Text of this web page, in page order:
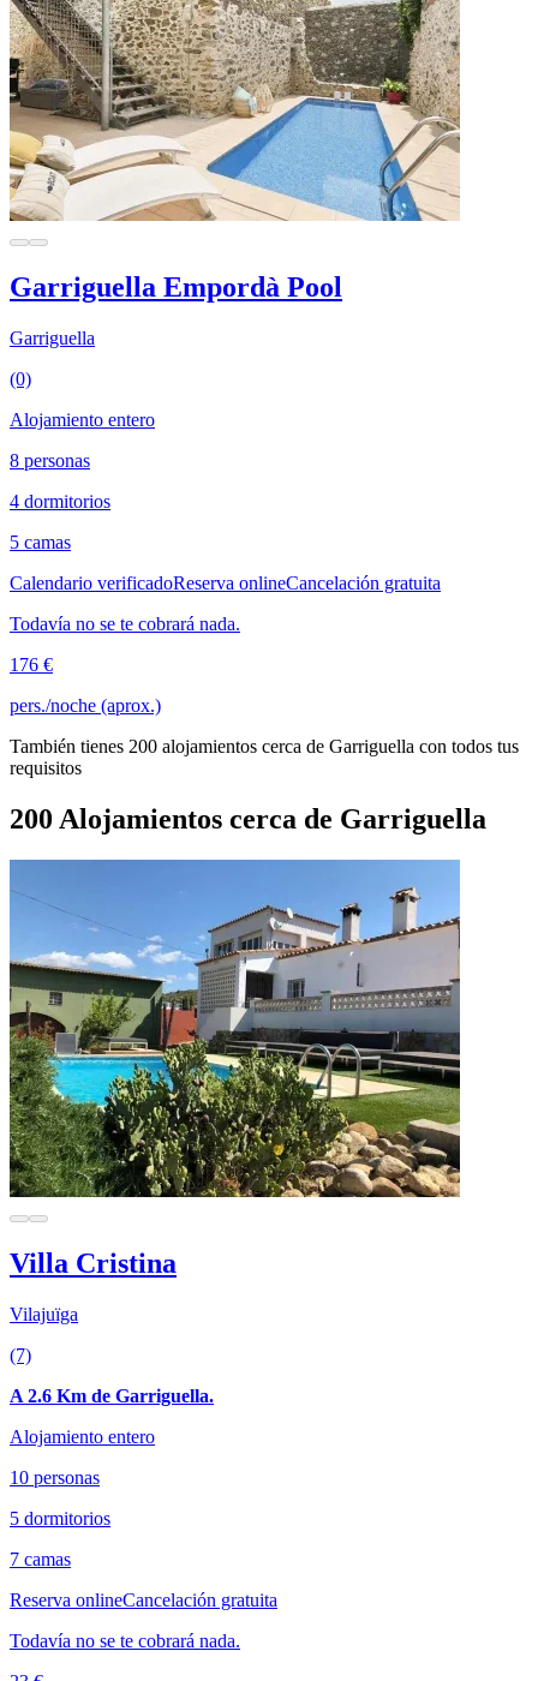
Garriguella Empordà Pool
Garriguella
(0)
Alojamiento entero
8 personas
4 dormitorios
5 camas
Calendario verificadoReserva onlineCancelación gratuita
Todavía no se te cobrará nada.
176 €
pers./noche (aprox.)
También tienes 200 alojamientos cerca de Garriguella con todos tus
requisitos
200 Alojamientos cerca de Garriguella
Villa Cristina
Vilajuïga
(7)
A 2.6 Km de Garriguella.
Alojamiento entero
10 personas
5 dormitorios
7 camas
Reserva onlineCancelación gratuita
Todavía no se te cobrará nada.